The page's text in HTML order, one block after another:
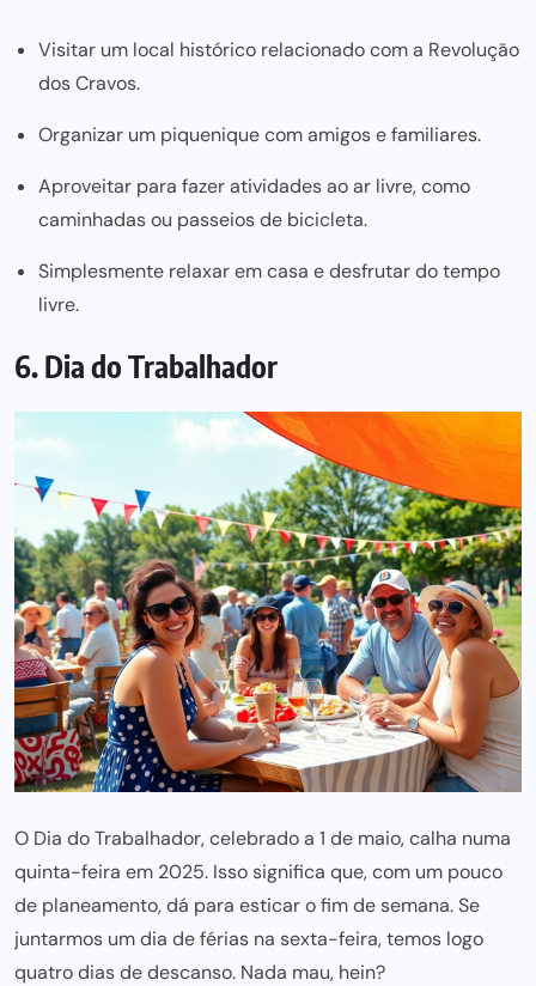
Visitar um local histórico relacionado com a Revolução
dos Cravos.
Organizar um piquenique com amigos e familiares.
Aproveitar para fazer atividades ao ar livre, como
caminhadas ou passeios de bicicleta.
Simplesmente relaxar em casa e desfrutar do tempo
livre.
6. Dia do Trabalhador
O Dia do Trabalhador, celebrado a 1 de maio, calha numa
quinta-feira em 2025. Isso significa que, com um pouco
de planeamento, dá para esticar o fim de semana. Se
juntarmos um dia de férias na sexta-feira, temos logo
quatro dias de descanso. Nada mau, hein?